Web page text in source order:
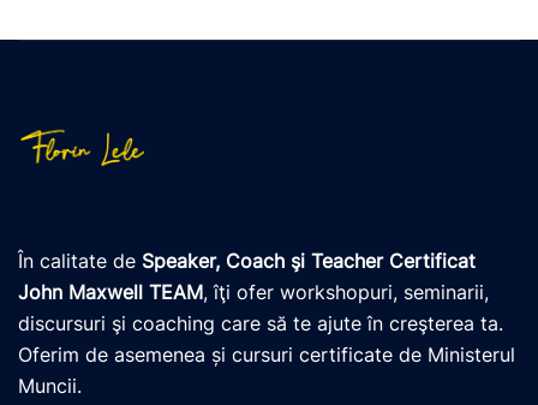
În calitate de Speaker, Coach şi Teacher Certificat
John Maxwell TEAM, îţi ofer workshopuri, seminarii,
discursuri şi coaching care să te ajute în creşterea ta.
Oferim de asemenea și cursuri certificate de Ministerul
Muncii.